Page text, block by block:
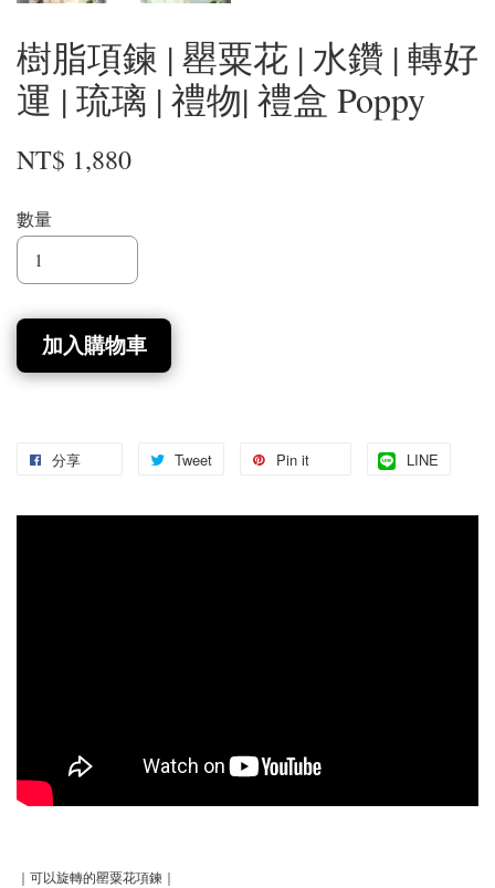
樹脂項鍊 | 罌粟花 | 水鑽 | 轉好
運 | 琉璃 | 禮物| 禮盒 Poppy
NT$ 1,880
數量
加入購物車
分享 Tweet Pin it LINE
｜可以旋轉的罌粟花項鍊｜